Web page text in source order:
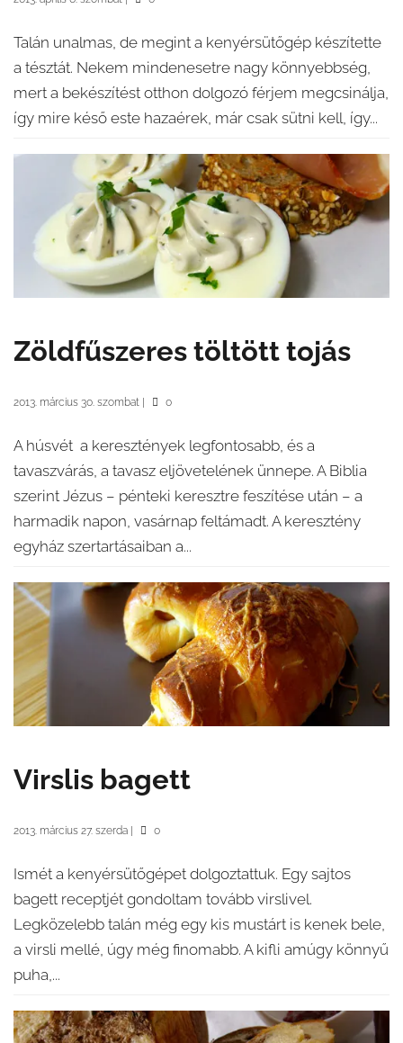
Talán unalmas, de megint a kenyérsütőgép készítette
a tésztát. Nekem mindenesetre nagy könnyebbség,
mert a bekészítést otthon dolgozó férjem megcsinálja,
így mire késő este hazaérek, már csak sütni kell, így...
Zöldfűszeres töltött tojás
2013. március 30. szombat 0
A húsvét a keresztények legfontosabb, és a
tavaszvárás, a tavasz eljövetelének ünnepe. A Biblia
szerint Jézus – pénteki keresztre feszítése után – a
harmadik napon, vasárnap feltámadt. A keresztény
egyház szertartásaiban a...
Virslis bagett
2013. március 27. szerda 0
Ismét a kenyérsütőgépet dolgoztattuk. Egy sajtos
bagett receptjét gondoltam tovább virslivel.
Legközelebb talán még egy kis mustárt is kenek bele,
a virsli mellé, úgy még finomabb. A kifli amúgy könnyű
puha,...